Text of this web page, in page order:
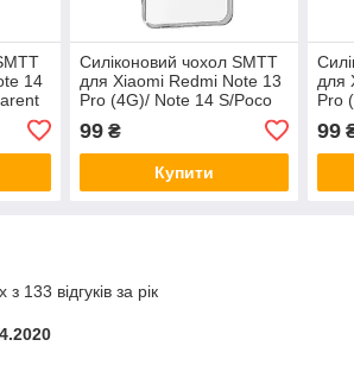
14
Силіконовий чохол SMTT
для Xiaomi Redmi Note 13
Pro (4G)/ Note 14 S/Poco
M6 Pro (4G) Transparent
99₴
Купити
для
Pro
99
133 відгуків за рік